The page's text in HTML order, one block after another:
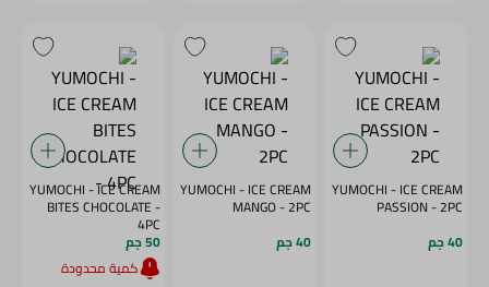
YUMOCHI - ICE CREAM
PASSION - 2PC
40 جم
YUMOCHI - ICE CREAM
MANGO - 2PC
40 جم
YUMOCHI - ICE CREAM
BITES CHOCOLATE -
4PC
50 جم
كمية محدودة